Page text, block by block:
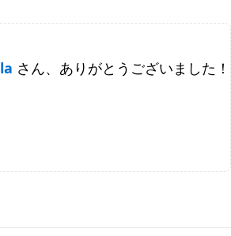
さん、ありがとうございました！